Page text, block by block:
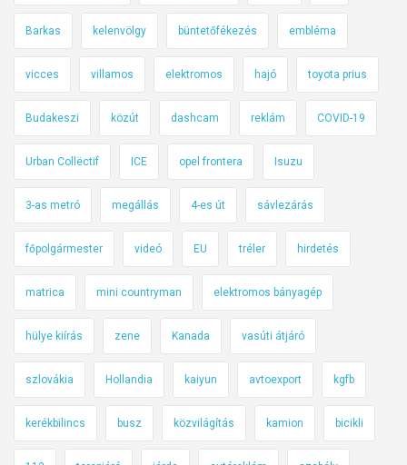
e
k
u
z
a
b
o
l
y
a
á
a
Barkas kelenvölgy büntetőfékezés embléma
vicces villamos elektromos hajó toyota prius
Budakeszi közút dashcam reklám COVID-19
Urban Collëctif ICE opel frontera Isuzu
3-as metró megállás 4-es út sávlezárás
főpolgármester videó EU tréler hirdetés
matrica mini countryman elektromos bányagép
hülye kiírás zene Kanada vasúti átjáró
szlovákia Hollandia kaiyun avtoexport kgfb
kerékbilincs busz közvilágítás kamion bicikli